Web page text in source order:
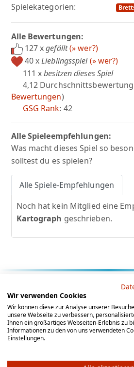
Spielekategorien:
Alle Bewertungen:
127 xgefällt(» wer?)
40 xLieblingsspiel (» wer?)
111 xbesitzen dieses Spiel
4,12
Bewertungen)
GSG Rank: 42
Alle Spieleempfehlungen:
Was macht dieses Spiel so
solltest du es spielen?
Alle Spiele-Empfehlungen
Noch hat kein Mitglied eine
Kartograph geschrieben.
AGB Datenschutz
Social Media
Wir verwenden Cookies
Wir können diese zur Analyse unserer
unsere Webseite zu verbessern,
Ihnen ein großartiges Webseiten-Erlebnis zu
Informationen zu den von uns verwendeten
Einstellungen.